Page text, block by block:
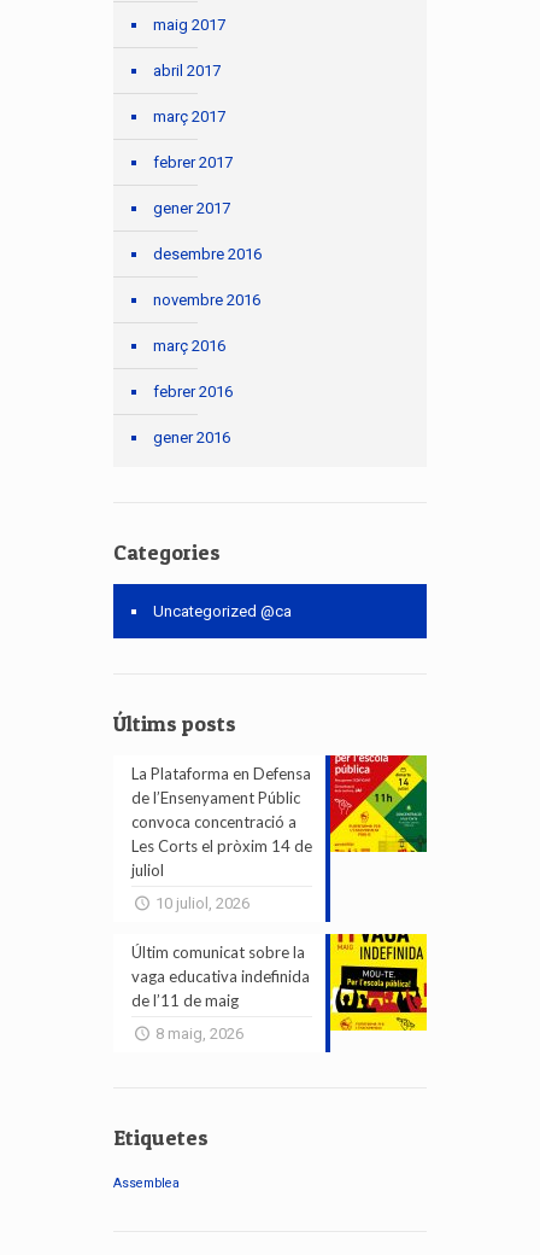
maig 2017
abril 2017
març 2017
febrer 2017
gener 2017
desembre 2016
novembre 2016
març 2016
febrer 2016
gener 2016
Categories
Uncategorized @ca
Últims posts
La Plataforma en Defensa
de l’Ensenyament Públic
convoca concentració a
Les Corts el pròxim 14 de
juliol
10 juliol, 2026
Últim comunicat sobre la
vaga educativa indefinida
de l’11 de maig
8 maig, 2026
Etiquetes
Assemblea